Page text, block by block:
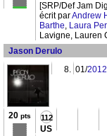
[SRP/Def Jam
écrit parAndrew
Barthe, Laura
Lavigne, Lauren
Jason Derulo
8. 01/2012
20 pts
112
US